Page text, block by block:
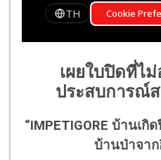
เผยใบปิดที่ไ
ประสบการณ์
“IMPETIGORE บ้านเกิ
บ้านป่าจา